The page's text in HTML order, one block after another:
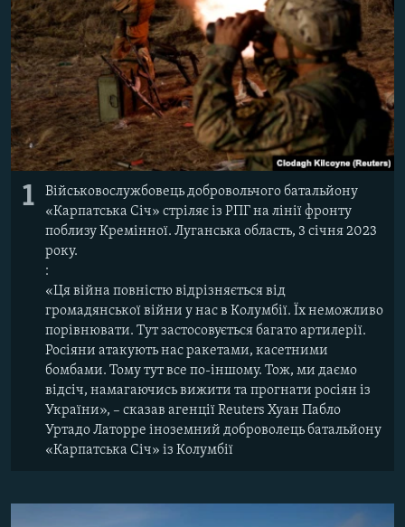
Усі сайти RFE/RL
1
Військовослужбовець добровольчого батальйону
«Карпатська Січ» стріляє із РПГ на лінії фронту
поблизу Кремінної. Луганська область, 3 січня 2023
року.
:
«Ця війна повністю відрізняється від
громадянської війни у нас в Колумбії. Їх неможливо
порівнювати. Тут застосовується багато артилерії.
Росіяни атакують нас ракетами, касетними
бомбами. Тому тут все по-іншому. Тож, ми даємо
відсіч, намагаючись вижити та прогнати росіян із
України», – сказав агенції Reuters Хуан Пабло
Уртадо Латорре іноземний доброволець батальйону
«Карпатська Січ» із Колумбії